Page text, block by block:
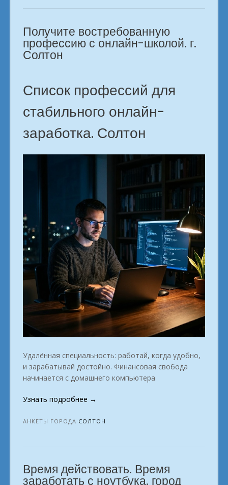
как
заработать
удалённо!
город
Получите востребованную
профессию с онлайн-школой. г.
Солтон
Список профессий для
стабильного онлайн-
заработка. Солтон
Удалённая специальность: работай, когда удобно,
и зарабатывай достойно. Финансовая свобода
начинается с домашнего компьютера
Узнать подробнее «Получите
профессию
онлайн-
г.
Солтон»
→
АНКЕТЫ ГОРОДА СОЛТОН
Время действовать. Время
заработать с ноутбука. город